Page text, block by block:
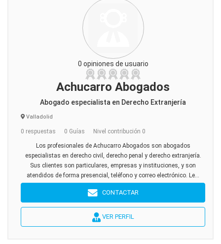
0 opiniones de usuario
Achucarro Abogados
Abogado especialista en Derecho Extranjería
Valladolid
0 respuestas 0 Guías Nivel contribución 0
Los profesionales de Achucarro Abogados son abogados
especialistas en derecho civil, derecho penal y derecho extranjería.
Sus clientes son particulares, empresas y instituciones, y son
atendidos de forma presencial, teléfono y correo electrónico. Le...
CONTACTAR
VER PERFIL